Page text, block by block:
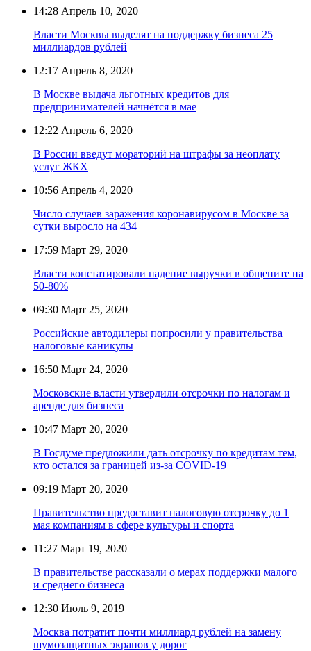
14:28 Апрель 10, 2020
Власти Москвы выделят на поддержку бизнеса 25
миллиардов рублей
12:17 Апрель 8, 2020
В Москве выдача льготных кредитов для
предпринимателей начнётся в мае
12:22 Апрель 6, 2020
В России введут мораторий на штрафы за неоплату
услуг ЖКХ
10:56 Апрель 4, 2020
Число случаев заражения коронавирусом в Москве за
сутки выросло на 434
17:59 Март 29, 2020
Власти констатировали падение выручки в общепите на
50-80%
09:30 Март 25, 2020
Российские автодилеры попросили у правительства
налоговые каникулы
16:50 Март 24, 2020
Московские власти утвердили отсрочки по налогам и
аренде для бизнеса
10:47 Март 20, 2020
В Госдуме предложили дать отсрочку по кредитам тем,
кто остался за границей из-за COVID-19
09:19 Март 20, 2020
Правительство предоставит налоговую отсрочку до 1
мая компаниям в сфере культуры и спорта
11:27 Март 19, 2020
В правительстве рассказали о мерах поддержки малого
и среднего бизнеса
12:30 Июль 9, 2019
Москва потратит почти миллиард рублей на замену
шумозащитных экранов у дорог